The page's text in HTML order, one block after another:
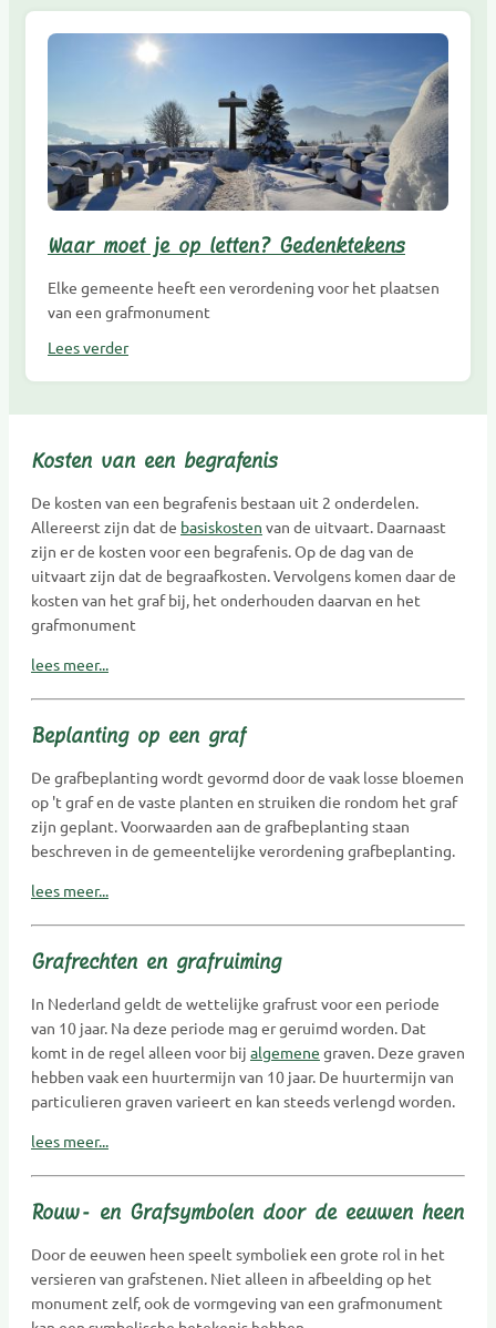
Waar moet je op letten? Gedenktekens
Elke gemeente heeft een verordening voor het plaatsen
van een grafmonument
Lees verder
Kosten van een begrafenis
De kosten van een begrafenis bestaan uit 2 onderdelen.
Allereerst zijn dat de basiskosten van de uitvaart. Daarnaast
zijn er de kosten voor een begrafenis. Op de dag van de
uitvaart zijn dat de begraafkosten. Vervolgens komen daar de
kosten van het graf bij, het onderhouden daarvan en het
grafmonument
lees meer...
Beplanting op een graf
De grafbeplanting wordt gevormd door de vaak losse bloemen
op 't graf en de vaste planten en struiken die rondom het graf
zijn geplant. Voorwaarden aan de grafbeplanting staan
beschreven in de gemeentelijke verordening grafbeplanting.
lees meer...
Grafrechten en grafruiming
In Nederland geldt de wettelijke grafrust voor een periode
van 10 jaar. Na deze periode mag er geruimd worden. Dat
komt in de regel alleen voor bij algemene graven. Deze graven
hebben vaak een huurtermijn van 10 jaar. De huurtermijn van
particulieren graven varieert en kan steeds verlengd worden.
lees meer...
Rouw- en Grafsymbolen door de eeuwen heen
Door de eeuwen heen speelt symboliek een grote rol in het
versieren van grafstenen. Niet alleen in afbeelding op het
monument zelf, ook de vormgeving van een grafmonument